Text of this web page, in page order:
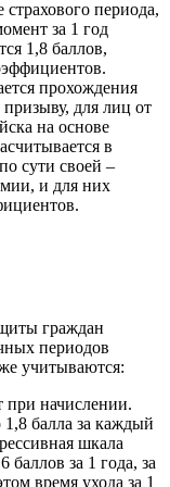
периода,
за 1 год
1,8 баллов,
прохождения
для лиц от
на основе
в
сути своей –
и для них
граждан
периодов
учитываются:
начислении.
балла за каждый
шкала
баллов за 1 года, за
время ухода за 1